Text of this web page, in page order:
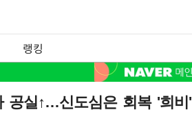
랭킹
공실↑…신도심은 회복 '희비'